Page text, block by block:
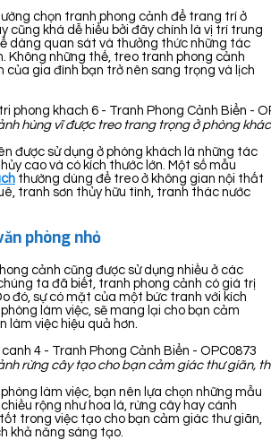
chọn tranh phong cảnh để trang trí ở
cũng khá dễ hiểu bởi đây chính là vị trí trung
dàng quan sát và thưởng thức những tác
Không những thế, treo tranh phong cảnh
của gia đình bạn trở nên sang trọng và lịch
hùng vĩ được treo trang trọng ở phòng
được sử dụng ở phòng khách là những tác
cao và có kích thước lớn. Một số mẫu
thường dùng để treo ở không gian nội thất
tranh sơn thủy hữu tình, tranh thác nước
phòng nhỏ
cảnh cũng được sử dụng nhiều ở các
ta đã biết, tranh phong cảnh có giá trị
đó, sự có mặt của một bức tranh với kích
làm việc, sẽ mang lại cho bạn cảm
làm việc hiệu quả hơn.
rừng cây tạo cho bạn cảm giác thư giãn,
làm việc, bạn nên lựa chọn những mẫu
rộng như hoa lá, rừng cây hay cánh
trong việc tạo cho bạn cảm giác thư giãn,
khả năng sáng tạo.